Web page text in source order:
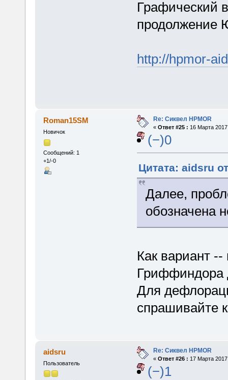
Графический
продолжение
http://hpmor-
Roman15SM
Новичок
Сообщений: 1
+1/-0
Re: Сиквел HPMOR
« Ответ #25 : 16 Марта
(−)0
Цитата: aidsru
Далее,
обозначена
Как вариант --
Гриффиндора
Для
спрашивайте
aidsru
Пользователь
Re: Сиквел HPMOR
« Ответ #26 : 17 Марта
(−)1